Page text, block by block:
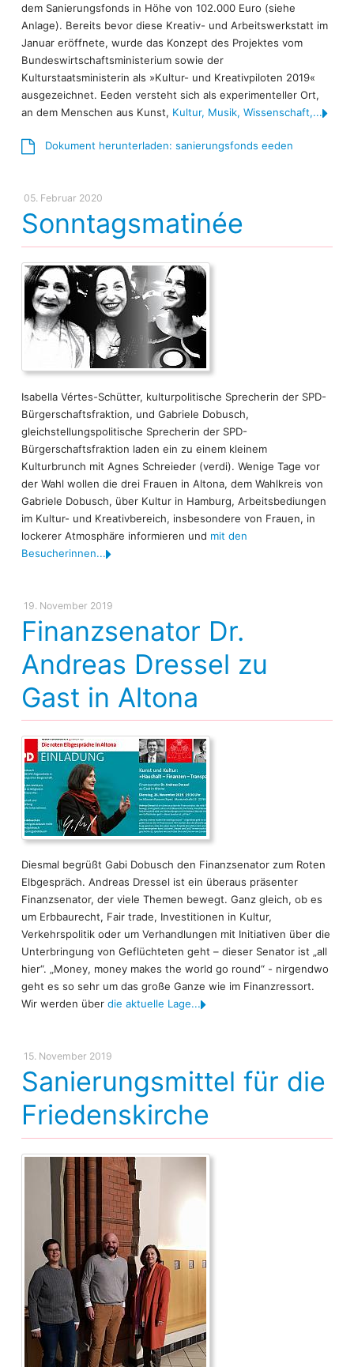
dem Sanierungsfonds in Höhe von 102.000 Euro (siehe
Anlage). Bereits bevor diese Kreativ- und Arbeitswerkstatt im
Januar eröffnete, wurde das Konzept des Projektes vom
Bundeswirtschaftsministerium sowie der
Kulturstaatsministerin als »Kultur- und Kreativpiloten 2019«
ausgezeichnet. Eeden versteht sich als experimenteller Ort,
an dem Menschen aus Kunst, Kultur, Musik, Wissenschaft,...
Dokument herunterladen: sanierungsfonds eeden
05. Februar 2020
Sonntagsmatinée
Isabella Vértes-Schütter, kulturpolitische Sprecherin der SPD-
Bürgerschaftsfraktion, und Gabriele Dobusch,
gleichstellungspolitische Sprecherin der SPD-
Bürgerschaftsfraktion laden ein zu einem kleinem
Kulturbrunch mit Agnes Schreieder (verdi). Wenige Tage vor
der Wahl wollen die drei Frauen in Altona, dem Wahlkreis von
Gabriele Dobusch, über Kultur in Hamburg, Arbeitsbediungen
im Kultur- und Kreativbereich, insbesondere von Frauen, in
lockerer Atmosphäre informieren und mit den
Besucherinnen...
19. November 2019
Finanzsenator Dr.
Andreas Dressel zu
Gast in Altona
Diesmal begrüßt Gabi Dobusch den Finanzsenator zum Roten
Elbgespräch. Andreas Dressel ist ein überaus präsenter
Finanzsenator, der viele Themen bewegt. Ganz gleich, ob es
um Erbbaurecht, Fair trade, Investitionen in Kultur,
Verkehrspolitik oder um Verhandlungen mit Initiativen über die
Unterbringung von Geflüchteten geht – dieser Senator ist „all
hier“. „Money, money makes the world go round“ - nirgendwo
geht es so sehr um das große Ganze wie im Finanzressort.
Wir werden überdie aktuelle Lage...
15. November 2019
Sanierungsmittel für die
Friedenskirche